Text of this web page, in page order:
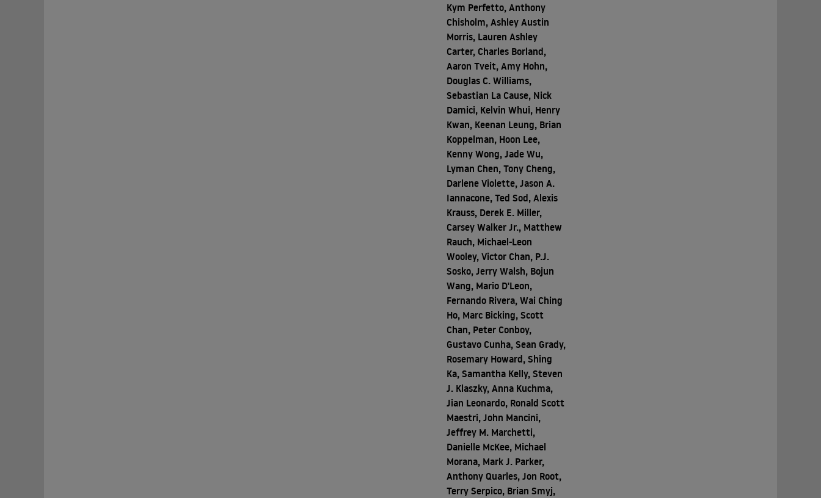
Kym Perfetto, Anthony
Chisholm, Ashley Austin
Morris, Lauren Ashley
Carter, Charles Borland,
Aaron Tveit, Amy Hohn,
Douglas C. Williams,
Sebastian La Cause, Nick
Damici, Kelvin Whui, Henry
Kwan, Keenan Leung, Brian
Koppelman, Hoon Lee,
Kenny Wong, Jade Wu,
Lyman Chen, Tony Cheng,
Darlene Violette, Jason A.
Iannacone, Ted Sod, Alexis
Krauss, Derek E. Miller,
Carsey Walker Jr., Matthew
Rauch, Michael-Leon
Wooley, Victor Chan, P.J.
Sosko, Jerry Walsh, Bojun
Wang, Mario D'Leon,
Fernando Rivera, Wai Ching
Ho, Marc Bicking, Scott
Chan, Peter Conboy,
Gustavo Cunha, Sean Grady,
Rosemary Howard, Shing
Ka, Samantha Kelly, Steven
J. Klaszky, Anna Kuchma,
Jian Leonardo, Ronald Scott
Maestri, John Mancini,
Jeffrey M. Marchetti,
Danielle McKee, Michael
Morana, Mark J. Parker,
Anthony Quarles, Jon Root,
Terry Serpico, Brian Smyj,